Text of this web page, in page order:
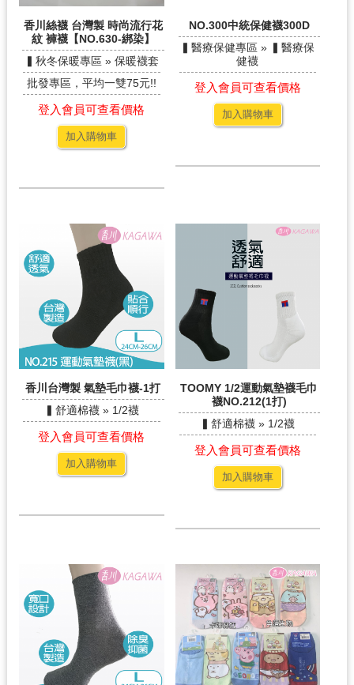
香川絲襪 台灣製 時尚流行花
紋 褲襪【NO.630-綁染】
▍秋冬保暖專區 » 保暖襪套
批發專區，平均一雙75元!!
登入會員可查看價格
加入購物車
NO.300中統保健襪300D
▍醫療保健專區 » ▍醫療保
健襪
登入會員可查看價格
加入購物車
香川台灣製 氣墊毛巾襪-1打
▍舒適棉襪 » 1/2襪
登入會員可查看價格
加入購物車
TOOMY 1/2運動氣墊襪毛巾
襪NO.212(1打)
▍舒適棉襪 » 1/2襪
登入會員可查看價格
加入購物車